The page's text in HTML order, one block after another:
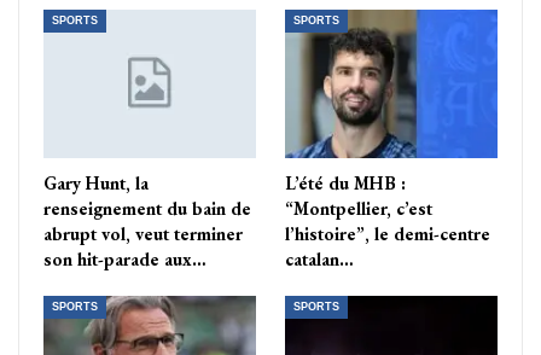
SPORTS
Gary Hunt, la
renseignement du bain de
abrupt vol, veut terminer
son hit-parade aux…
SPORTS
L’été du MHB :
“Montpellier, c’est
l’histoire”, le demi-centre
catalan…
SPORTS SPORTS